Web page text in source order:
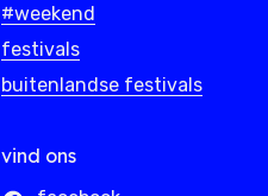
#weekend
festivals
buitenlandse festivals
vind ons